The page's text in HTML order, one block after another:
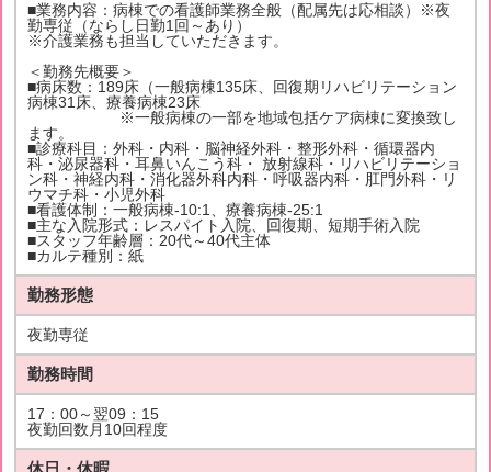
■業務内容：病棟での看護師業務全般（配属先は応相談）※夜
勤専従（ならし日勤1回～あり）
※介護業務も担当していただきます。
＜勤務先概要＞
■病床数：189床（一般病棟135床、回復期リハビリテーション
病棟31床、療養病棟23床
※一般病棟の一部を地域包括ケア病棟に変換致し
ます。
■診療科目：外科・内科・脳神経外科・整形外科・循環器内
科・泌尿器科・耳鼻いんこう科・ 放射線科・リハビリテーショ
ン科・神経内科・消化器外科内科・呼吸器内科・肛門外科・リ
ウマチ科・小児外科
■看護体制：一般病棟-10:1、療養病棟-25:1
■主な入院形式：レスパイト入院、回復期、短期手術入院
■スタッフ年齢層：20代～40代主体
■カルテ種別：紙
勤務形態
夜勤専従
勤務時間
17：00～翌09：15
夜勤回数月10回程度
休日・休暇